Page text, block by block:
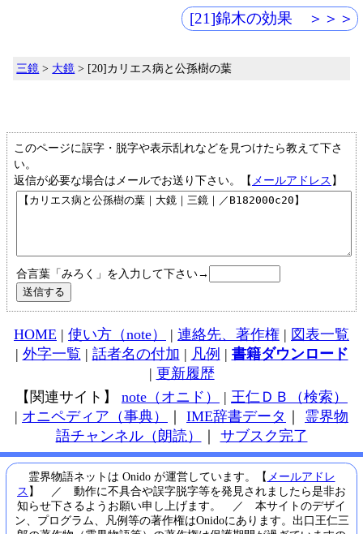
[21]錦木の効果 ＞＞＞
三鏡 > 大鏡 > [20]カリエス病と公孫樹の葉
このページに誤字・脱字や表示乱れなどを見つけたら教えて下さ
い。
返信が必要な場合はメールでお送り下さい。【 メールアドレス 】
合言葉「みろく」を入力して下さい→
HOME | 使い方（note） | 連絡先、著作権 | 図表一覧
| 外字一覧 | 話者名の付加 | 凡例 | 書籍ダウンロード
| 更新履歴
【関連サイト】 note（オニド） | 王仁ＤＢ（検索）
| オニペディア（事典） ｜ IME辞書データ ｜ 霊界物
語チャンネル（朗読）
｜ サブスク完了
霊界物語ネットは Onido が運営しています。【 メールアドレ
ス 】 ／ 動作に不具合や誤字脱字等を発見されましたら是非お
知らせ下さるようお願い申し上げます。 ／ 本サイトのデザイ
ン、プログラム、凡例等の著作権はOnidoにあります。出口王仁三